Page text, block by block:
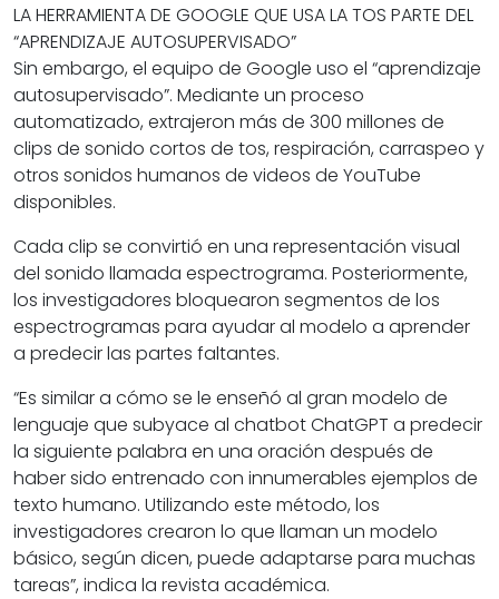
LA HERRAMIENTA DE GOOGLE QUE USA LA TOS PARTE DEL
“APRENDIZAJE AUTOSUPERVISADO”
Sin embargo, el equipo de Google uso el “aprendizaje
autosupervisado”. Mediante un proceso
automatizado, extrajeron más de 300 millones de
clips de sonido cortos de tos, respiración, carraspeo y
otros sonidos humanos de videos de YouTube
disponibles.
Cada clip se convirtió en una representación visual
del sonido llamada espectrograma. Posteriormente,
los investigadores bloquearon segmentos de los
espectrogramas para ayudar al modelo a aprender
a predecir las partes faltantes.
“Es similar a cómo se le enseñó al gran modelo de
lenguaje que subyace al chatbot ChatGPT a predecir
la siguiente palabra en una oración después de
haber sido entrenado con innumerables ejemplos de
texto humano. Utilizando este método, los
investigadores crearon lo que llaman un modelo
básico, según dicen, puede adaptarse para muchas
tareas”, indica la revista académica.